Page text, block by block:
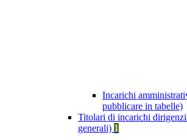
Incarichi
pubblicare in tabelle)
Titolari di incarichi
generali) 1